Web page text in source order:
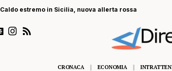
Caldo estremo in Sicilia, nuova allerta rossa
CRONACA ECONOMIA